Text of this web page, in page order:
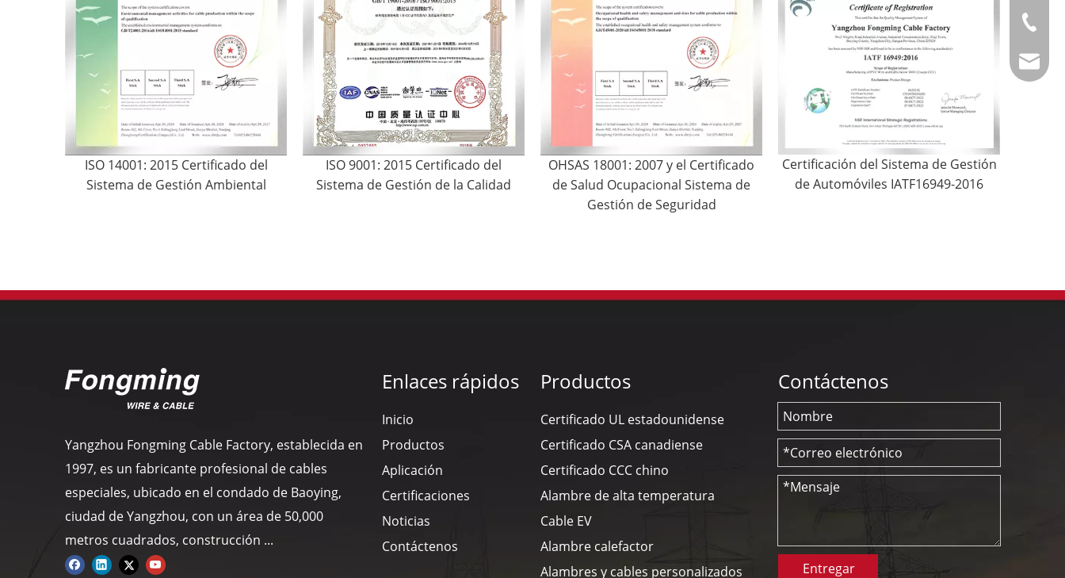
ISO 14001: 2015 Certificado del
Sistema de Gestión Ambiental
ISO 9001: 2015 Certificado del
Sistema de Gestión de la Calidad
OHSAS 18001: 2007 y el Certificado
de Salud Ocupacional Sistema de
Gestión de Seguridad
Certificación del Sistema de Gestión
de Automóviles IATF16949-2016
Yangzhou Fongming Cable Factory, establecida en
1997, es un fabricante profesional de cables
especiales, ubicado en el condado de Baoying,
ciudad de Yangzhou, con un área de 50,000
metros cuadrados, construcción ...
Enlaces rápidos
Inicio
Productos
Aplicación
Certificaciones
Noticias
Contáctenos
+86-
Productos
Certificado UL estadounidense
Certificado CSA canadiense
Certificado CCC chino
Alambre de alta temperatura
Cable EV
Alambre calefactor
Alambres y cables personalizados
Contáctenos
Entregar